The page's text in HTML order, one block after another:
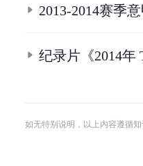
2013-2014赛季
纪录片《2014
如无特别说明，以上内容遵循